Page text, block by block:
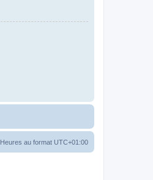
Heures au format UTC+01:00